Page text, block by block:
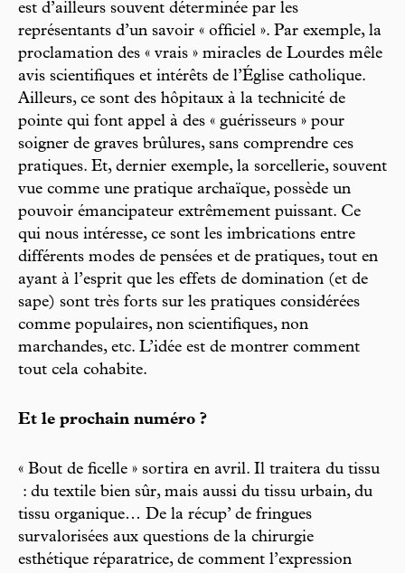
est d’ailleurs souvent déterminée par les
représentants d’un savoir « officiel ». Par exemple, la
proclamation des « vrais » miracles de Lourdes mêle
avis scientifiques et intérêts de l’Église catholique.
Ailleurs, ce sont des hôpitaux à la technicité de
pointe qui font appel à des « guérisseurs » pour
soigner de graves brûlures, sans comprendre ces
pratiques. Et, dernier exemple, la sorcellerie, souvent
vue comme une pratique archaïque, possède un
pouvoir émancipateur extrêmement puissant. Ce
qui nous intéresse, ce sont les imbrications entre
différents modes de pensées et de pratiques, tout en
ayant à l’esprit que les effets de domination (et de
sape) sont très forts sur les pratiques considérées
comme populaires, non scientifiques, non
marchandes, etc. L’idée est de montrer comment
tout cela cohabite.
Et le prochain numéro ?
« Bout de ficelle » sortira en avril. Il traitera du tissu
: du textile bien sûr, mais aussi du tissu urbain, du
tissu organique… De la récup’ de fringues
survalorisées aux questions de la chirurgie
esthétique réparatrice, de comment l’expression